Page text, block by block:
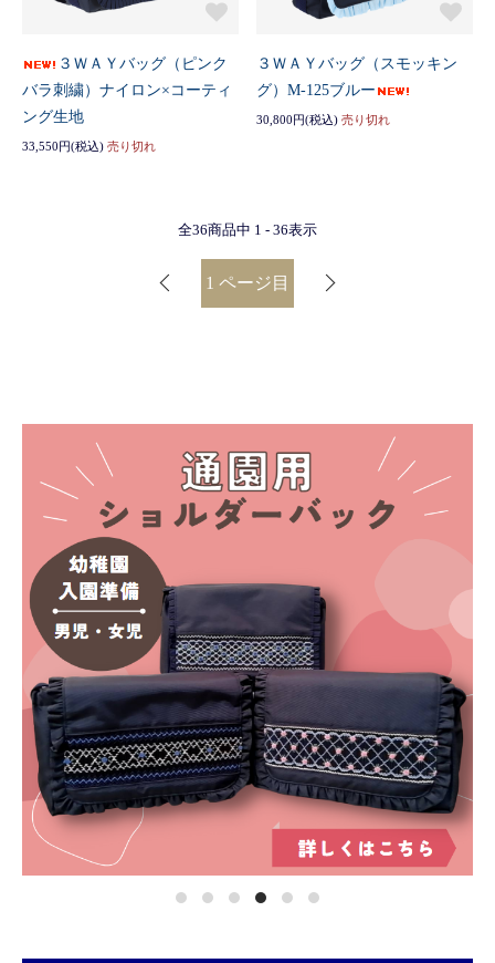
３ＷＡＹバッグ（ピンク
バラ刺繍）ナイロン×コーティ
ング生地
33,550円(税込) 売り切れ
３ＷＡＹバッグ（スモッキン
グ）M-125ブルー
30,800円(税込) 売り切れ
全36商品中 1 - 36表示
1 ページ目